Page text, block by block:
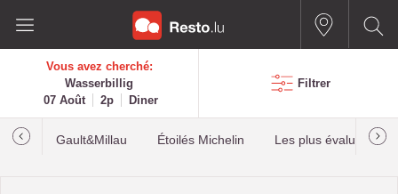
Vous avez cherché:
Wasserbillig
07 Août
2p Diner
Filtrer
Gault&Millau Étoilés Michelin Les plus évalués